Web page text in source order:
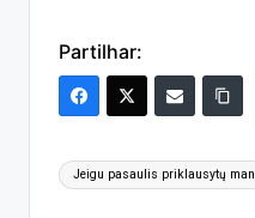
Partilhar:
Tags:
Jeigu pasaulis priklausytų man